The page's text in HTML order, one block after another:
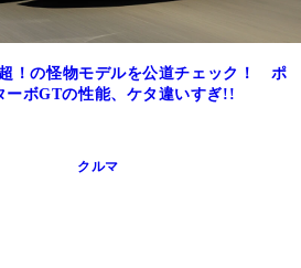
！の怪物モデルを公道チェック！ ポ
ーボGTの性能、ケタ違いすぎ!!
クルマ